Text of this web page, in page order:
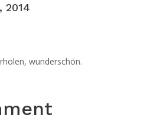
2014
wunderschön.